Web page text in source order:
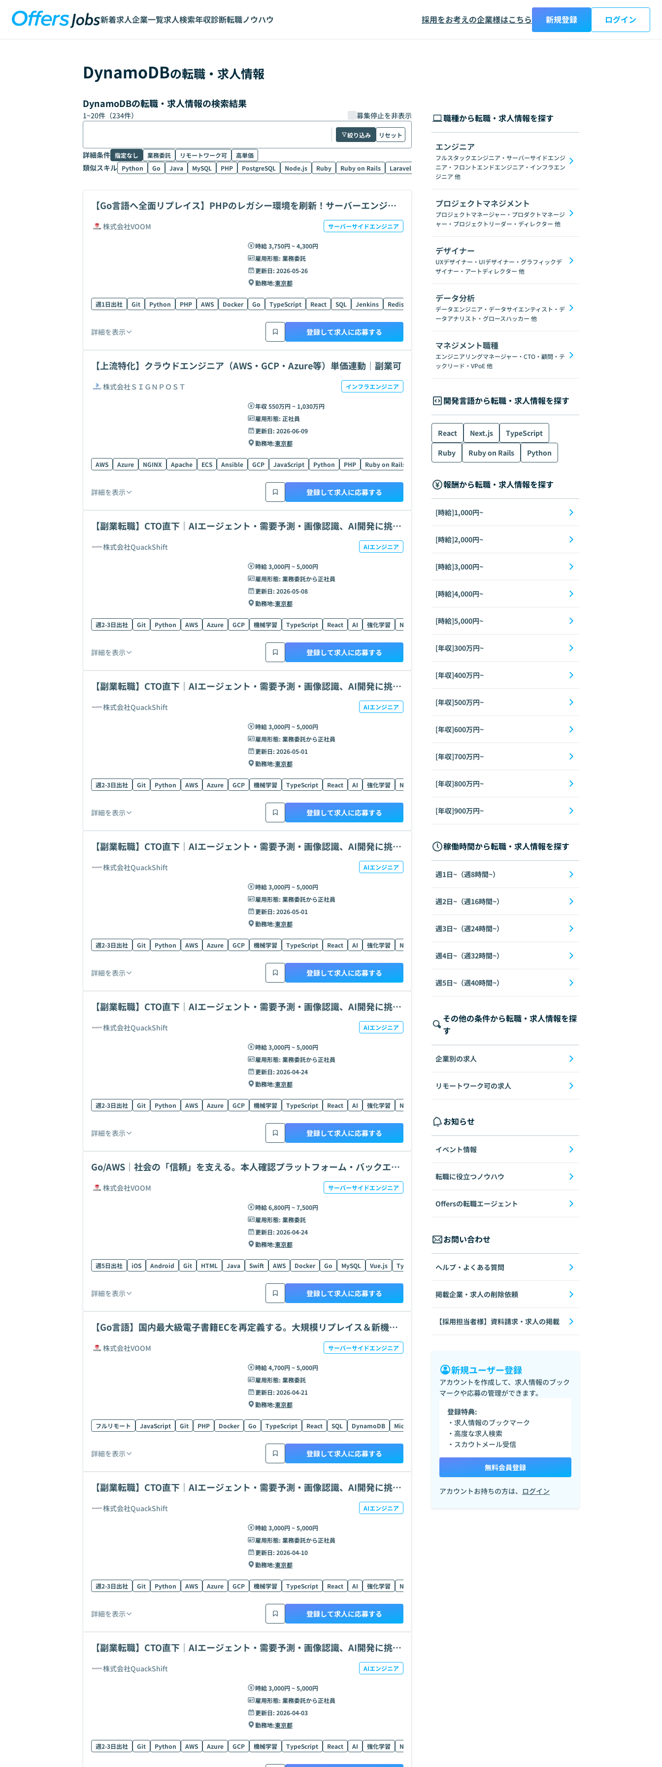
新着求人企業一覧求人検索年収診断転職ノウハウ 採用をお考えの企業様はこちら 新規登録 ログイン
DynamoDBの転職・求人情報
DynamoDBの転職・求人情報の検索結果
1~20件（234件） 募集停止を非表示
絞り込み リセット
詳細条件 指定なし 業務委託 リモートワーク可 高単価
類似スキル Python Go Java MySQL PHP PostgreSQL Node.js Ruby Ruby on Rails Laravel C# GraphQL SpringFramework Redis
【Go言語へ全面リプレイス】PHPのレガシー環境を刷新！サーバーエンジニ
株式会社VOOM サーバーサイドエンジニア
時給 3,750円 ~ 4,300円
雇用形態: 業務委託
更新日: 2026-05-26
勤務地:東京都
週1日出社 Git Python PHP AWS Docker Go TypeScript React SQL Jenkins Redis BigQuery DynamoDB Terraform
詳細を表示 登録して求人に応募する
【上流特化】クラウドエンジニア（AWS・GCP・Azure等）単価連動｜副業可
株式会社ＳＩＧＮＰＯＳＴ インフラエンジニア
年収 550万円 ~ 1,030万円
雇用形態: 正社員
更新日: 2026-06-09
勤務地:東京都
AWS Azure NGINX Apache ECS Ansible GCP JavaScript Python PHP Ruby on Rails Swift Node.js C# Laravel Vue.js
詳細を表示 登録して求人に応募する
【副業転職】CTO直下｜AIエージェント・需要予測・画像認識、AI開発に挑
株式会社QuackShift AIエンジニア
時給 3,000円 ~ 5,000円
雇用形態: 業務委託から正社員
更新日: 2026-05-08
勤務地:東京都
週2-3日出社 Git Python AWS Azure GCP 機械学習 TypeScript React AI 強化学習 Next.js Fine Tuning Docker DynamoDB
詳細を表示 登録して求人に応募する
【副業転職】CTO直下｜AIエージェント・需要予測・画像認識、AI開発に挑
株式会社QuackShift AIエンジニア
時給 3,000円 ~ 5,000円
雇用形態: 業務委託から正社員
更新日: 2026-05-01
勤務地:東京都
週2-3日出社 Git Python AWS Azure GCP 機械学習 TypeScript React AI 強化学習 Next.js Fine Tuning Docker DynamoDB
詳細を表示 登録して求人に応募する
【副業転職】CTO直下｜AIエージェント・需要予測・画像認識、AI開発に挑
株式会社QuackShift AIエンジニア
時給 3,000円 ~ 5,000円
雇用形態: 業務委託から正社員
更新日: 2026-05-01
勤務地:東京都
週2-3日出社 Git Python AWS Azure GCP 機械学習 TypeScript React AI 強化学習 Next.js Fine Tuning Docker Go DeepLearning DynamoDB
詳細を表示 登録して求人に応募する
【副業転職】CTO直下｜AIエージェント・需要予測・画像認識、AI開発に挑
株式会社QuackShift AIエンジニア
時給 3,000円 ~ 5,000円
雇用形態: 業務委託から正社員
更新日: 2026-04-24
勤務地:東京都
週2-3日出社 Git Python AWS Azure GCP 機械学習 TypeScript React AI 強化学習 Next.js
詳細を表示 登録して求人に応募する
Go/AWS｜社会の「信頼」を支える。本人確認プラットフォーム・バックエン
株式会社VOOM サーバーサイドエンジニア
時給 6,800円 ~ 7,500円
雇用形態: 業務委託
更新日: 2026-04-24
勤務地:東京都
週5日出社 iOS Android Git HTML Java Swift AWS Docker Go MySQL Vue.js TypeScript Kotlin React SQL DynamoDB
詳細を表示 登録して求人に応募する
【Go言語】国内最大級電子書籍ECを再定義する。大規模リプレイス＆新機能
株式会社VOOM サーバーサイドエンジニア
時給 4,700円 ~ 5,000円
雇用形態: 業務委託
更新日: 2026-04-21
勤務地:東京都
フルリモート JavaScript Git PHP Docker Go TypeScript React SQL DynamoDB Microservices Next.js
詳細を表示 登録して求人に応募する
【副業転職】CTO直下｜AIエージェント・需要予測・画像認識、AI開発に挑
株式会社QuackShift AIエンジニア
時給 3,000円 ~ 5,000円
雇用形態: 業務委託から正社員
更新日: 2026-04-10
勤務地:東京都
週2-3日出社 Git Python AWS Azure GCP 機械学習 TypeScript React AI 強化学習 Next.js
詳細を表示 登録して求人に応募する
【副業転職】CTO直下｜AIエージェント・需要予測・画像認識、AI開発に挑
株式会社QuackShift AIエンジニア
時給 3,000円 ~ 5,000円
雇用形態: 業務委託から正社員
更新日: 2026-04-03
勤務地:東京都
週2-3日出社 Git Python AWS Azure GCP 機械学習 TypeScript React AI 強化学習 Next.js
職種から転職・求人情報を探す
エンジニア
フルスタックエンジニア・サーバーサイドエンジ
ニア・フロントエンドエンジニア・インフラエン
ジニア 他
プロジェクトマネジメント
プロジェクトマネージャー・プロダクトマネージ
ャー・プロジェクトリーダー・ディレクター 他
デザイナー
UXデザイナー・UIデザイナー・グラフィックデ
ザイナー・アートディレクター 他
データ分析
データエンジニア・データサイエンティスト・デ
ータアナリスト・グロースハッカー 他
マネジメント職種
エンジニアリングマネージャー・CTO・顧問・テ
ックリード・VPoE他
開発言語から転職・求人情報を探す
React Next.js
TypeScript
Ruby
Ruby on Rails Python
報酬から転職・求人情報を探す
[時給]1,000円~
[時給]2,000円~
[時給]3,000円~
[時給]4,000円~
[時給]5,000円~
[年収]300万円~
[年収]400万円~
[年収]500万円~
[年収]600万円~
[年収]700万円~
[年収]800万円~
[年収]900万円~
稼働時間から転職・求人情報を探す
週1日~（週8時間~）
週2日~（週16時間~）
週3日~（週24時間~）
週4日~（週32時間~）
週5日~（週40時間~）
その他の条件から転職・求人情報を探
す
企業別の求人
リモートワーク可の求人
お知らせ
イベント情報
転職に役立つノウハウ
Offersの転職エージェント
お問い合わせ
ヘルプ・よくある質問
掲載企業・求人の削除依頼
【採用担当者様】資料請求・求人の掲載
新規ユーザー登録
アカウントを作成して、求人情報のブック
マークや応募の管理ができます。
登録特典:
・求人情報のブックマーク
・高度な求人検索
・スカウトメール受信
無料会員登録
アカウントお持ちの方は、 ログイン